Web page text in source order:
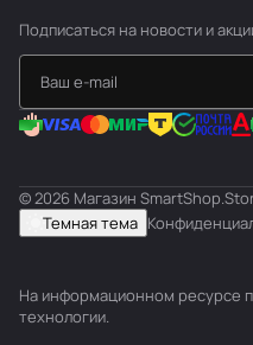
Подписаться на новости и
© 2026 Магазин
Темная тема
На информационном ресурсе
технологии.